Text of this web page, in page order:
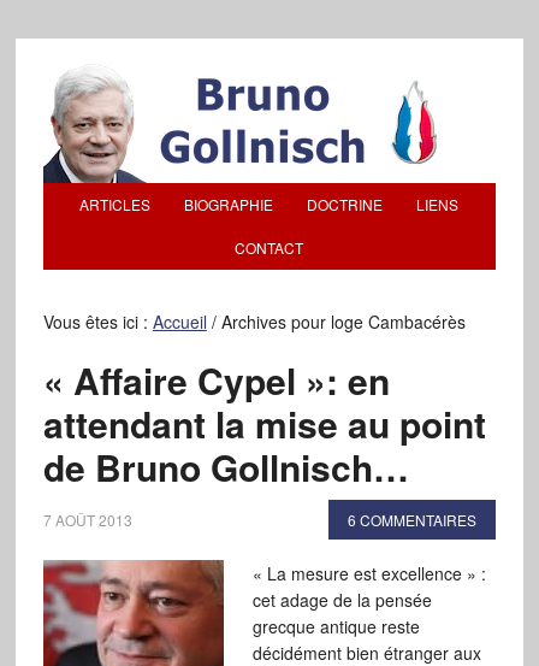
ARTICLES BIOGRAPHIE DOCTRINE LIENS
CONTACT
Vous êtes ici : Accueil /Archives pour loge Cambacérès
« Affaire Cypel »: en
attendant la mise au point
de Bruno Gollnisch…
7 AOÛT 2013 6 COMMENTAIRES
« La mesure est excellence » :
cet adage de la pensée
grecque antique reste
décidément bien étranger aux